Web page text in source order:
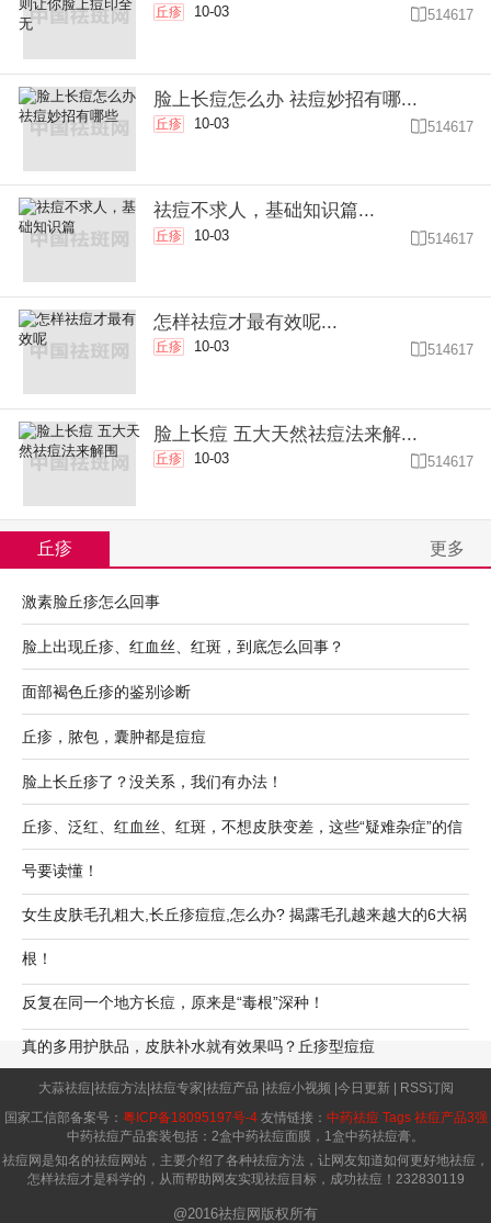
丘疹 10-03 514617
脸上长痘怎么办 祛痘妙招有哪...
丘疹 10-03 514617
祛痘不求人，基础知识篇...
丘疹 10-03 514617
怎样祛痘才最有效呢...
丘疹 10-03 514617
脸上长痘 五大天然祛痘法来解...
丘疹 10-03 514617
丘疹 更多
激素脸丘疹怎么回事
脸上出现丘疹、红血丝、红斑，到底怎么回事？
面部褐色丘疹的鉴别诊断
丘疹，脓包，囊肿都是痘痘
脸上长丘疹了？没关系，我们有办法！
丘疹、泛红、红血丝、红斑，不想皮肤变差，这些“疑难杂症”的信
号要读懂！
女生皮肤毛孔粗大,长丘疹痘痘,怎么办? 揭露毛孔越来越大的6大祸
根！
反复在同一个地方长痘，原来是“毒根”深种！
真的多用护肤品，皮肤补水就有效果吗？ 丘疹型痘痘
大蒜祛痘 祛痘方法 祛痘专家 祛痘产品 祛痘小视频 今日更新|
RSS订阅
国家工信部备案号： 粤ICP备18095197号-4友情链接： 中药祛痘 Tags 祛痘产品3强
中药祛痘产品套装包括：2盒中药祛痘面膜，1盒中药祛痘膏。
祛痘网是知名的祛痘网站，主要介绍了各种祛痘方法，让网友知道如何更好地祛痘，
怎样祛痘才是科学的，从而帮助网友实现祛痘目标，成功祛痘！ 232830119
@2016祛痘网版权所有